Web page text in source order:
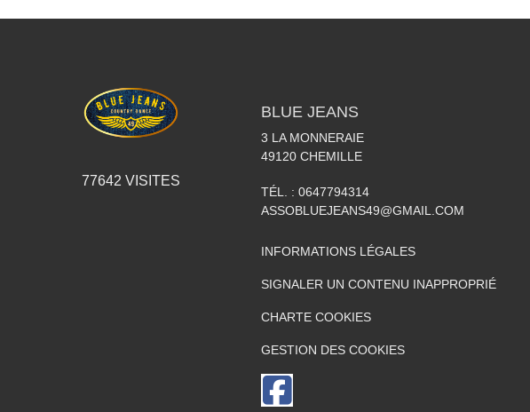
77642 VISITES
BLUE JEANS
3 LA MONNERAIE
49120 CHEMILLE
TÉL. : 0647794314
ASSOBLUEJEANS49@GMAIL.COM
INFORMATIONS LÉGALES
SIGNALER UN CONTENU INAPPROPRIÉ
CHARTE COOKIES
GESTION DES COOKIES